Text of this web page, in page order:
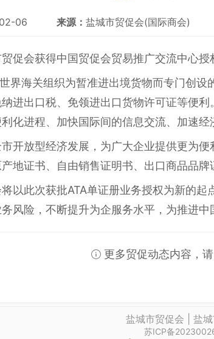
06 来源：盐城市贸促会(国际商会)
促会获得中国贸促会贸易推广交流中心授
界海关组织为暂准进出境货物而专门创
进出口税、免领进出口货物许可证等便
化进程、加快国际间的信息交流、加速经
开放型经济发展，为广大企业提供更为
地证书、自由销售证明书、出口商品品牌
以此次获批ATA单证册业务授权为新的
风险，不断提升为企服务水平，为推进中
更多贸促动态内容，
盐城市贸促会 | 盐
苏ICP备